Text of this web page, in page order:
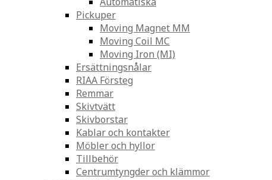
Pickuper
Moving Magnet MM
Moving Coil MC
Moving Iron (MI)
Ersättningsnålar
RIAA Försteg
Remmar
Skivtvätt
Skivborstar
Kablar och kontakter
Möbler och hyllor
Tillbehör
Centrumtyngder och klämmor